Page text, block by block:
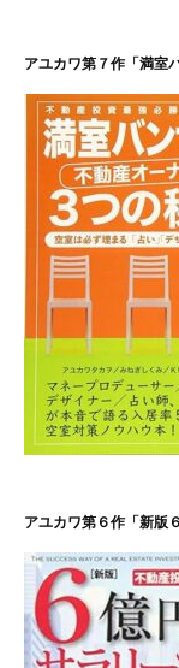
アユカワ第７作「満室
アユカワ第６作「新版